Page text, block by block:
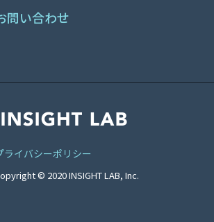
問い合わせ
ライバシーポリシー
© 2020 INSIGHT LAB, Inc.